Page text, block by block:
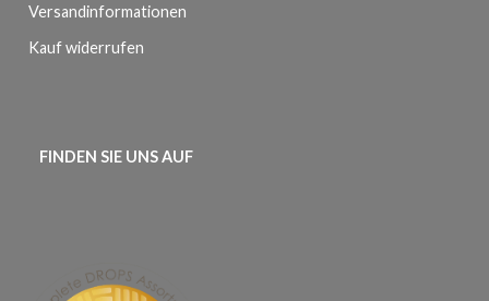
Versandinformationen
Kauf widerrufen
FINDEN SIE UNS AUF